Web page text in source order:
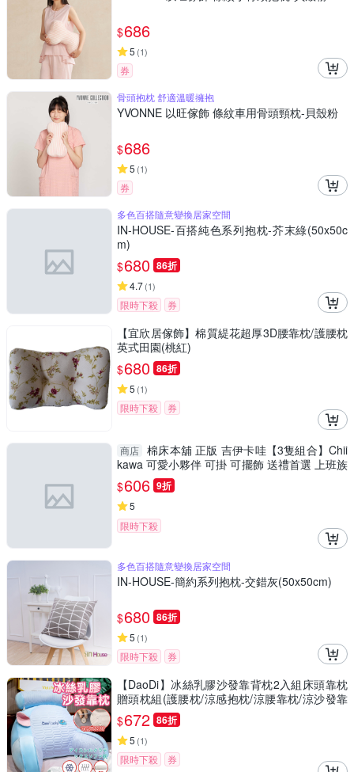
$686
5 (1)
券
骨頭抱枕 舒適溫暖擁抱
YVONNE 以旺傢飾 條紋車用骨頭頸枕-貝殼粉
$686
5 (1)
券
多色百搭隨意變換居家空間
IN-HOUSE-百搭純色系列抱枕-芥末綠(50x50c
m)
$680 86折
4.7(1)
限時下殺 券
【宜欣居傢飾】棉質緹花超厚3D腰靠枕/護腰枕
英式田園(桃紅)
$680 86折
5 (1)
限時下殺 券
商店 棉床本舖 正版 吉伊卡哇【3隻組合】Chii
kawa 可愛小夥伴 可掛 可擺飾 送禮首選 上班族
必備 療癒
$606 9折
5
限時下殺
多色百搭隨意變換居家空間
IN-HOUSE-簡約系列抱枕-交錯灰(50x50cm)
$680 86折
5 (1)
限時下殺 券
【DaoDi】冰絲乳膠沙發靠背枕2入組床頭靠枕
贈頭枕組(護腰枕/涼感抱枕/涼腰靠枕/涼沙發靠
背枕)
$672 86折
5 (1)
限時下殺 券